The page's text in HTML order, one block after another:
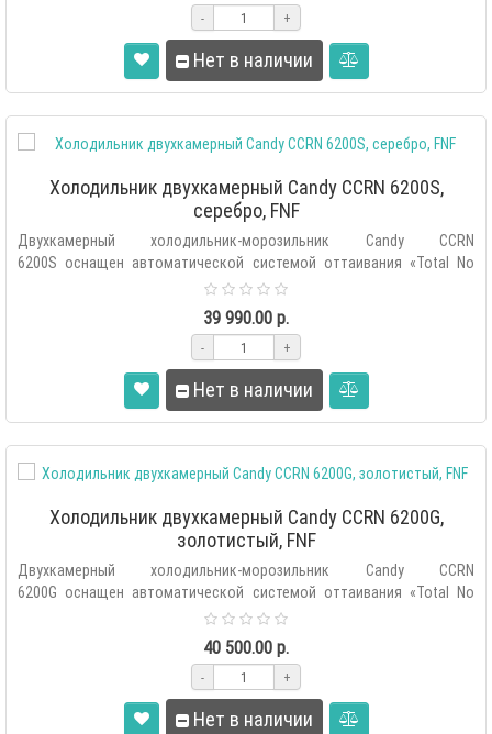
- +
Нет в наличии
Холодильник двухкамерный Candy CCRN 6200S,
серебро, FNF
Двухкамерный холодильник-морозильник Candy CCRN
6200S оснащен автоматической системой оттаивания «Total No
39 990.00 р.
- +
Нет в наличии
Холодильник двухкамерный Candy CCRN 6200G,
золотистый, FNF
Двухкамерный холодильник-морозильник Candy CCRN
6200G оснащен автоматической системой оттаивания «Total No
40 500.00 р.
- +
Нет в наличии